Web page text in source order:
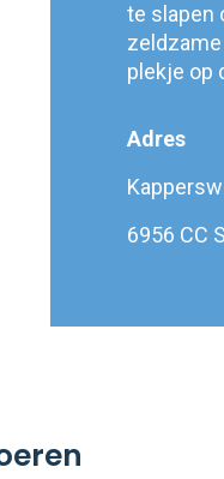
te slapen
plekje op
Adres
6956 CC